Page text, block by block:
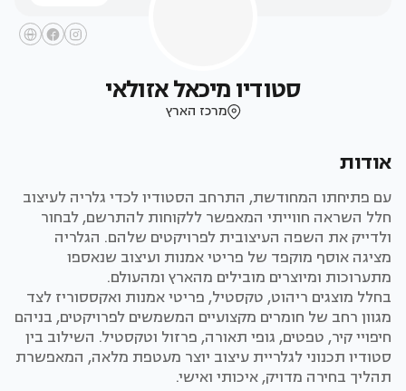
סטודיו מיכאל אזולאי
מרכז הארץ
אודות
עם פתיחתו המחודשת, התרחב הסטודיו לכדי גלריה לעיצוב
חלל השראה חווייתי המאפשר ללקוחות להתרשם, לבחור
ולדייק את השפה העיצובית לפרויקטים שלהם. הגלריה
מציגה אוסף מוקפד של פריטי אמנות ועיצוב שנאספו
מתערוכות ומיוצרים מובילים מהארץ ומהעולם.
בחלל מוצגים ריהוט, טקסטיל, פריטי אמנות ואקססוריז לצד
מגוון רחב של חומרים מקצועיים המשמשים לפרויקטים, בניהם
חיפויי קיר, טפטים, גופי תאורה, פרזול וטקסטיל. השילוב בין
סטודיו תכנוני לגלריית עיצוב יוצר מעטפת מלאה, המאפשרת
תהליך בחירה מדויק, איכותי ואישי.